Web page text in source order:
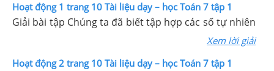
Hoạt động 1 trang 10 Tài liệu dạy – học Toán 7 tập 1
Giải bài tập Chúng ta đã biết tập hợp các số tự nhiên
Xem lời giải
Hoạt động 2 trang 10 Tài liệu dạy – học Toán 7 tập 1